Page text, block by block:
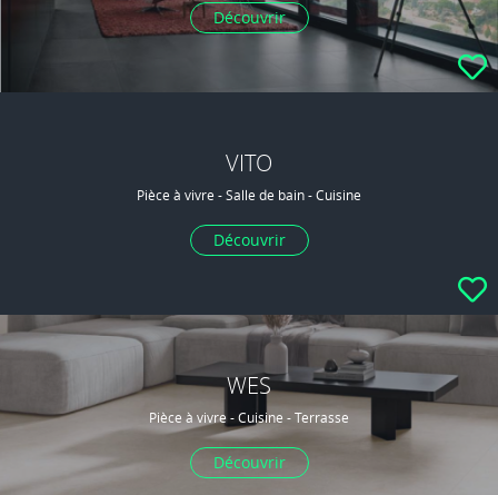
Découvrir
VITO
Pièce à vivre - Salle de bain - Cuisine
Découvrir
WES
Pièce à vivre - Cuisine - Terrasse
Découvrir